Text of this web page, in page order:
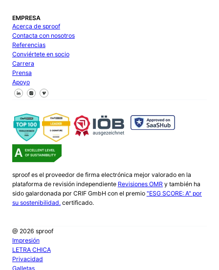
EMPRESA
Acerca de sproof
Contacta con nosotros
Referencias
Conviértete en socio
Carrera
Prensa
Apoyo
Síguenos en Facebook
Síguenos en X
Síguenos en LinkedIn
sproof es el proveedor de firma electrónica mejor valorado en la
plataforma de revisión independiente Revisiones OMR y también ha
sido galardonada por CRIF GmbH con el premio "ESG SCORE: A" por
su sostenibilidad. certificado.
@ 2026 sproof
Impresión
LETRA CHICA
Privacidad
Galletas